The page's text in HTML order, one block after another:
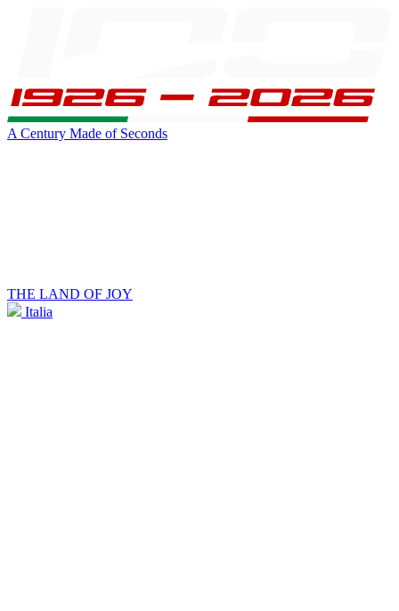
A Century Made of Seconds
THE LAND OF JOY
Italia